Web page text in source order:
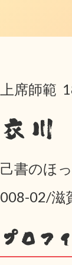
上席師範
衣川
己書のほ
008-02/滋
プロフ